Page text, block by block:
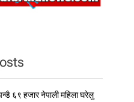
६९ हजार नेपाली महिला घरेलु